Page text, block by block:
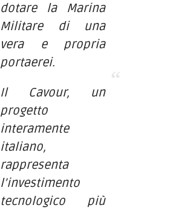
dotare la Marina
Militare di una
vera e propria
portaerei.
Il Cavour, un
progetto
interamente
italiano,
rappresenta
l’investimento
tecnologico più